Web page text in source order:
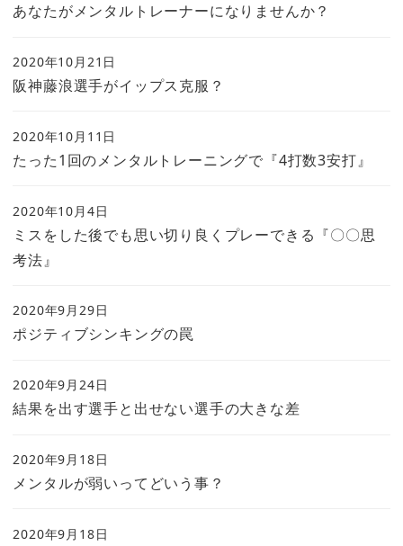
あなたがメンタルトレーナーになりませんか？
阪神藤浪選手がイップス克服？
2020年10月21日
たった1回のメンタルトレーニングで『4打数3安打』
2020年10月11日
ミスをした後でも思い切り良くプレーできる『〇〇思
考法』
2020年10月4日
ポジティブシンキングの罠
2020年9月29日
結果を出す選手と出せない選手の大きな差
2020年9月24日
メンタルが弱いってどいう事？
2020年9月18日
2020年9月18日